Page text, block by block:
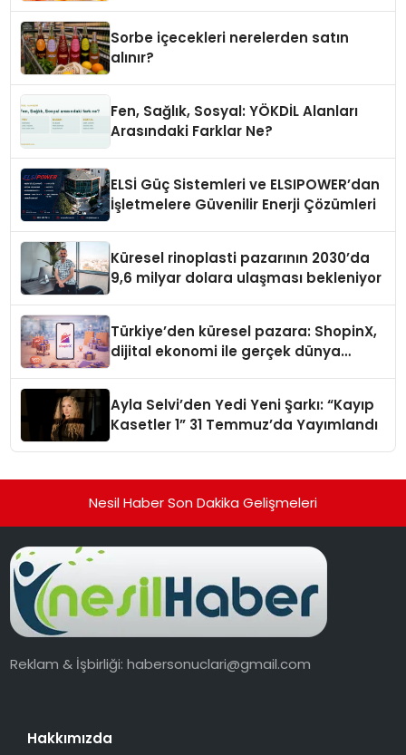
Sorbe içecekleri nerelerden satın
alınır?
Fen, Sağlık, Sosyal: YÖKDİL Alanları
Arasındaki Farklar Ne?
ELSİ Güç Sistemleri ve ELSIPOWER’dan
İşletmelere Güvenilir Enerji Çözümleri
Küresel rinoplasti pazarının 2030’da
9,6 milyar dolara ulaşması bekleniyor
Türkiye’den küresel pazara: ShopinX,
dijital ekonomi ile gerçek dünya
Ayla Selvi’den Yedi Yeni Şarkı: “Kayıp
Kasetler 1” 31 Temmuz’da Yayımlandı
Nesil Haber Son Dakika Gelişmeleri
Reklam & İşbirliği:habersonuclari@gmail.com
Hakkımızda